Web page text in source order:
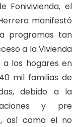
Fonivivienda, el
manifestó
programas tan
a la Vivienda
los hogares en
mil familias de
debido a la
y pre
así como el no